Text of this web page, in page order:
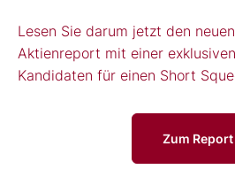
Lesen Sie darum jetzt den neuen
Aktienreport mit einer
Kandidaten für einen Short
Zum Report